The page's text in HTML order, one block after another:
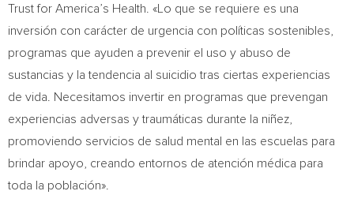
Trust for America’s Health. «Lo que se requiere es una
inversión con carácter de urgencia con políticas sostenibles,
programas que ayuden a prevenir el uso y abuso de
sustancias y la tendencia al suicidio tras ciertas experiencias
de vida. Necesitamos invertir en programas que prevengan
experiencias adversas y traumáticas durante la niñez,
promoviendo servicios de salud mental en las escuelas para
brindar apoyo, creando entornos de atención médica para
toda la población».